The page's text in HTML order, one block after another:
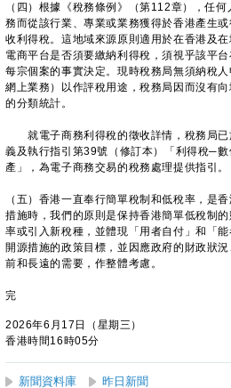
（四）根據《稅務條例》（第112章），任
務而從該行業、專業或業務獲得於香港產生
收利得稅。這地域來源原則適用於在香港及
電商平台是否須要繳納利得稅，須視乎該平
每宗個案的事實決定。現時稅務局無須納稅
網上業務）以作評稅用途，稅務局因而沒有
的分類統計。
就電子商務利得稅的徵收詳情，稅務局已
義及執行指引第39號（修訂本）「利得稅─
產」，為電子商務交易的稅務處理提供指引。
（五）香港一直奉行簡單稅制和低稅率，是
措施時，我們的原則是保持香港簡單低稅制
率或引入新稅種，並體現「用者自付」和「
開源措施的政策目標，並因應政府的財政狀
前和長遠的需要，作整體考慮。
完
2026年6月17日（星期三）
香港時間16時05分
新聞資料庫 昨日新聞